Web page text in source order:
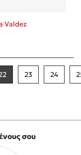
Valdez
23 24
σου